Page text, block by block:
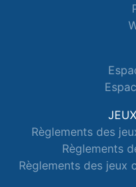
Règlements des
Règlements
Règlements des jeux